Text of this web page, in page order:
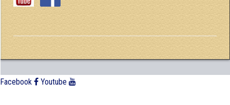
Facebook Youtube